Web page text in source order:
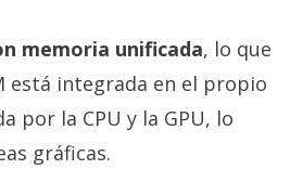
memoria unificada, lo que
está integrada en el propio
por la CPU y la GPU, lo
gráficas.